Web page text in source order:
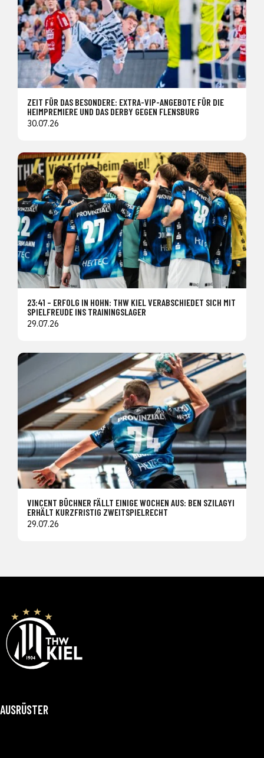
ZEIT FÜR DAS BESONDERE: EXTRA-VIP-ANGEBOTE FÜR DIE
HEIMPREMIERE UND DAS DERBY GEGEN FLENSBURG
30.07.26
23:41 – ERFOLG IN HOHN: THW KIEL VERABSCHIEDET SICH MIT
SPIELFREUDE INS TRAININGSLAGER
29.07.26
VINCENT BÜCHNER FÄLLT EINIGE WOCHEN AUS: BEN SZILAGYI
ERHÄLT KURZFRISTIG ZWEITSPIELRECHT
29.07.26
AUSRÜSTER